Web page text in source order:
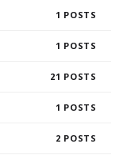
1
1
21
1
2